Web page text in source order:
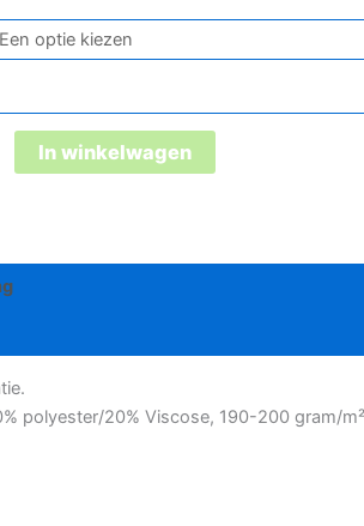
In winkelwagen
polyester/20% Viscose, 190-200 gram/m²